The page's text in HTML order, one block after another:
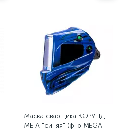
Маска сварщика КОРУНД
МЕГА "синяя" (ф-р MEGA